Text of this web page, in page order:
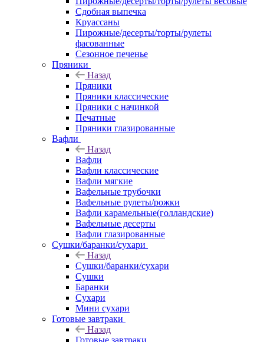
Сдобная выпечка
Круассаны
Пирожные/десерты/торты/рулеты
фасованные
Сезонное печенье
Пряники
Назад
Пряники
Пряники классические
Пряники с начинкой
Печатные
Пряники глазированные
Вафли
Назад
Вафли
Вафли классические
Вафли мягкие
Вафельные трубочки
Вафельные рулеты/рожки
Вафли карамельные(голландские)
Вафельные десерты
Вафли глазированные
Сушки/баранки/сухари
Назад
Сушки/баранки/сухари
Сушки
Баранки
Сухари
Мини сухари
Готовые завтраки
Назад
Готовые завтраки